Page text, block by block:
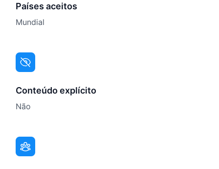
Países aceitos
Mundial
Conteúdo explícito
Não